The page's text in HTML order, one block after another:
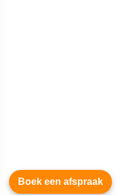
Boek een afspraak